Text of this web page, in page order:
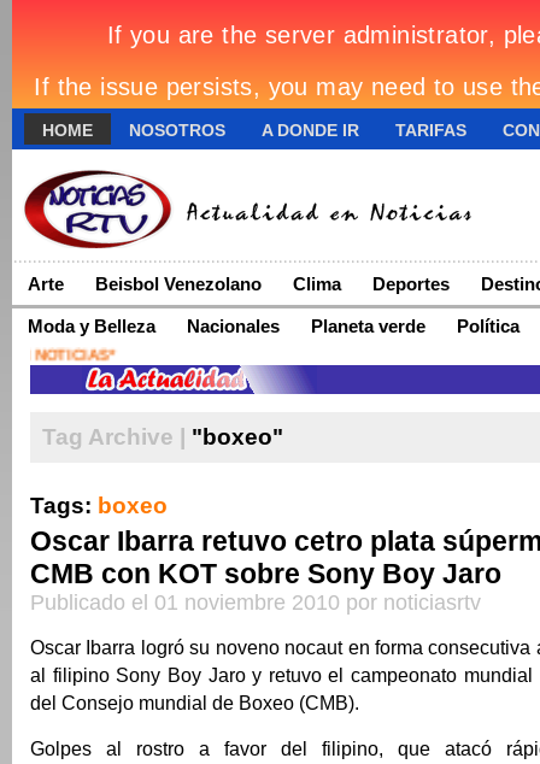
HOME NOSOTROS A DONDE IR TARIFAS
Arte Beisbol Venezolano Clima Deportes
Moda y Belleza Nacionales Planeta verde Política
Tag Archive | "boxeo"
Tags: boxeo
Oscar Ibarra retuvo cetro plata
CMB con KOT sobre Sony Boy Jaro
Publicado el 01 noviembre 2010 por noticiasrtv
Oscar Ibarra logró su noveno nocaut en forma consecutiva
al filipino Sony Boy Jaro y retuvo el campeonato mundial
del Consejo mundial de Boxeo (CMB).
Golpes al rostro a favor del filipino, que atacó